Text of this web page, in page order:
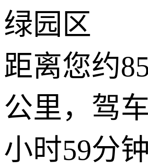
绿园区
距离您约
公里，驾
小时59分钟